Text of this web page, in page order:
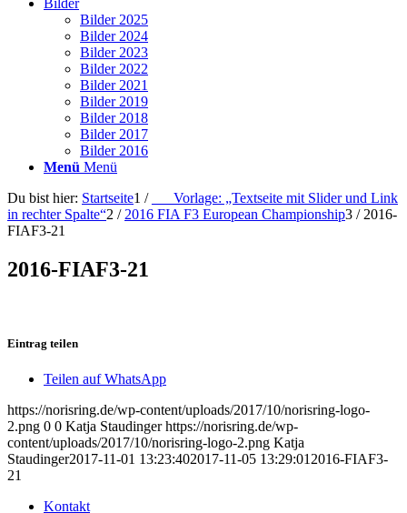
Bilder
Bilder 2025
Bilder 2024
Bilder 2023
Bilder 2022
Bilder 2021
Bilder 2019
Bilder 2018
Bilder 2017
Bilder 2016
Menü Menü
Du bist hier: Startseite1 /
___Vorlage: „Textseite mit Slider und Link
in rechter Spalte“2 / 2016 FIA F3 European Championship3 / 2016-
FIAF3-21
2016-FIAF3-21
Eintrag teilen
Teilen auf WhatsApp
https://norisring.de/wp-content/uploads/2017/10/norisring-logo-
2.png 0 0 Katja Staudinger https://norisring.de/wp-
content/uploads/2017/10/norisring-logo-2.png Katja
Staudinger2017-11-01 13:23:402017-11-05 13:29:01 2016-FIAF3-
21
Kontakt